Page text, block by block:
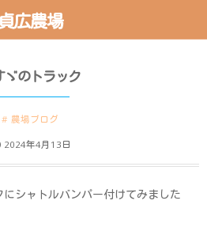
広農場
ゞのトラック
農場ブログ
2024年4月13日
シャトルバンパー付けてみました